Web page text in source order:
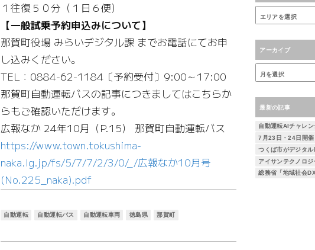
１往復５０分（１日６便）
【一般試乗予約申込みについて】
那賀町役場 みらいデジタル課 までお電話にてお申
し込みください。
TEL：0884-62-1184〔予約受付〕9:00～17:00
那賀町自動運転バスの記事につきましてはこちらか
らもご確認いただけます。
広報なか 24年10月（P.15） 那賀町自動運転バス
https://www.town.tokushima-
naka.lg.jp/fs/5/7/7/2/3/0/_/広報なか10月号
(No.225_naka).pdf
自動運転 自動運転バス 自動運転車両 徳島県 那賀町
アーカイブ
最新の記事